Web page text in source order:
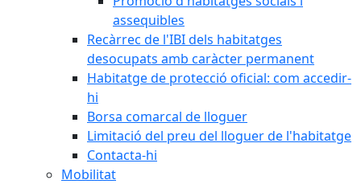
assequibles
Recàrrec de l'IBI dels habitatges
desocupats amb caràcter permanent
Habitatge de protecció oficial: com accedir-
hi
Borsa comarcal de lloguer
Limitació del preu del lloguer de l'habitatge
Contacta-hi
Mobilitat